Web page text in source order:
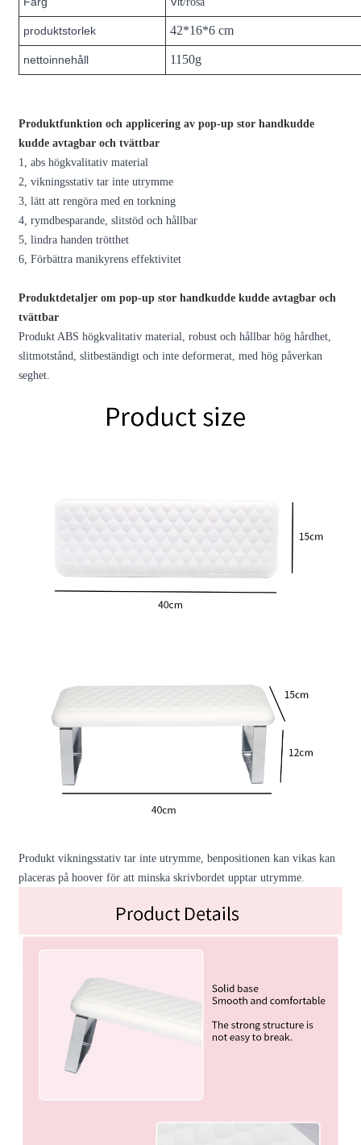
produktstorlek 42*16*6 cm
nettoinnehåll 1150g
Produktfunktion och applicering av pop-up stor handkudde
kudde avtagbar och tvättbar
1, abs högkvalitativ material
2, vikningsstativ tar inte utrymme
3, lätt att rengöra med en torkning
4, rymdbesparande, slitstöd och hållbar
5, lindra handen trötthet
6, Förbättra manikyrens effektivitet
Produktdetaljer om pop-up stor handkudde kudde avtagbar och
tvättbar
Produkt ABS högkvalitativ material, robust och hållbar hög hårdhet,
slitmotstånd, slitbeständigt och inte deformerat, med hög påverkan
seghet.
Produkt vikningsstativ tar inte utrymme, benpositionen kan vikas kan
placeras på hoover för att minska skrivbordet upptar utrymme.